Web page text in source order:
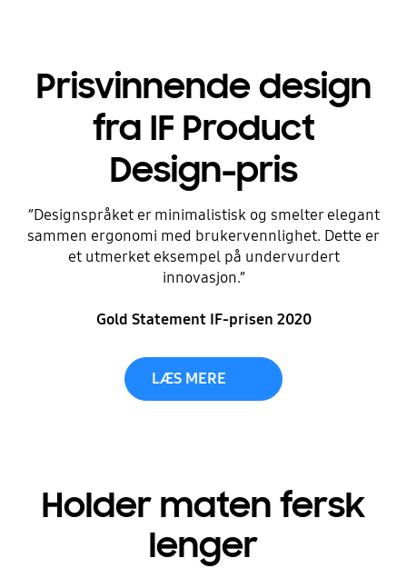
Prisvinnende design
fra IF Product
Design-pris
”Designspråket er minimalistisk og smelter elegant
sammen ergonomi med brukervennlighet. Dette er
et utmerket eksempel på undervurdert
innovasjon.”
Gold Statement IF-prisen 2020
LÆS MERE
Holder maten fersk
lenger